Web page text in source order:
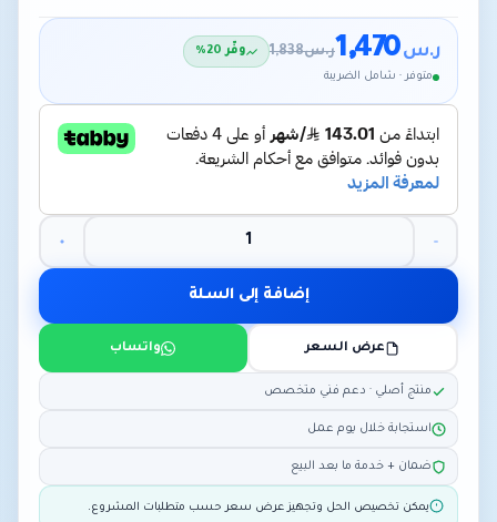
ر.س1,470ر.س1,838 وفّر 20%
متوفر · شامل الضريبة
إضافة إلى السلة
عرض السعر واتساب
منتج أصلي · دعم فني متخصص
استجابة خلال يوم عمل
ضمان + خدمة ما بعد البيع
يمكن تخصيص الحل وتجهيز عرض سعر حسب متطلبات المشروع.